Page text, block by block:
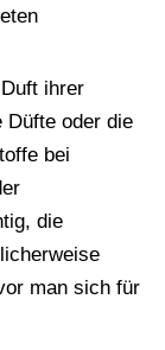
ihrer
Düfte oder die
bei
die
man sich für